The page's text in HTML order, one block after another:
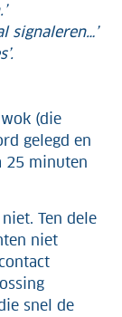
signaleren…’
(die
gelegd en
25 minuten
Ten dele
niet
snel de